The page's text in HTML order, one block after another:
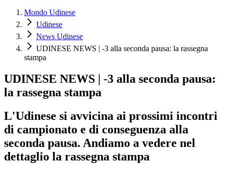
Mondo Udinese
Udinese
News Udinese
UDINESE NEWS | -3 alla seconda pausa: la rassegna
stampa
UDINESE NEWS | -3 alla seconda pausa:
la rassegna stampa
L'Udinese si avvicina ai prossimi incontri
di campionato e di conseguenza alla
seconda pausa. Andiamo a vedere nel
dettaglio la rassegna stampa